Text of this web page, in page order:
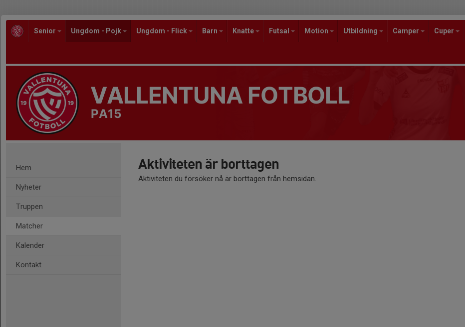
Senior Ungdom - Pojk Ungdom - Flick Barn Knatte Futsal Motion Utbildning Camper Cuper
VALLENTUNA FOTBOLL
PA15
Hem
Nyheter
Truppen
Matcher
Kalender
Kontakt
Aktiviteten är borttagen
Aktiviteten du försöker nå är borttagen från hemsidan.